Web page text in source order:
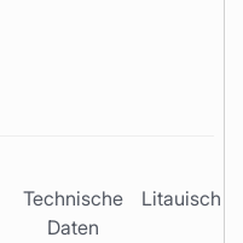
Technische
Daten
Litauisch